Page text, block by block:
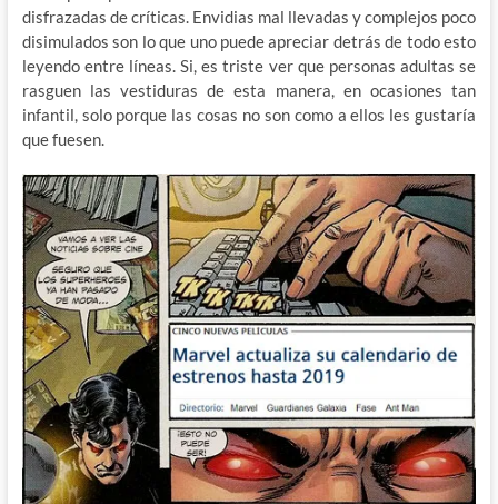
disfrazadas de críticas. Envidias mal llevadas y complejos poco
disimulados son lo que uno puede apreciar detrás de todo esto
leyendo entre líneas. Si, es triste ver que personas adultas se
rasguen las vestiduras de esta manera, en ocasiones tan
infantil, solo porque las cosas no son como a ellos les gustaría
que fuesen.